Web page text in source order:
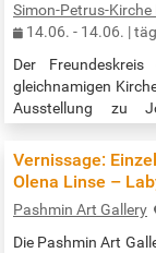
Simon-Petrus-Kirche
14.06. - 14.06. |
Der
gleichnamigen
Ausstellung zu
mit der Barfuss-
Johannes dem
- der letzte Prophet"
der…
Vernissage:
Olena Linse –
Pashmin Art Gallery
Die Pashmin Art